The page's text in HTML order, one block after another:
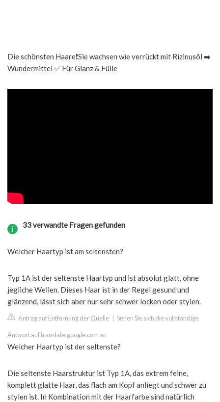
Die schönsten Haare❗️Sie wachsen wie verrückt mit Rizinusöl ➡️
Wundermittel ✅ Für Glanz & Fülle
33 verwandte Fragen gefunden
Welcher Haartyp ist am seltensten?
Typ 1A ist der seltenste Haartyp und ist absolut glatt, ohne
jegliche Wellen. Dieses Haar ist in der Regel gesund und
glänzend, lässt sich aber nur sehr schwer locken oder stylen.
Antrag auf Entfernung der Quelle Sehen Sie sich die vollständige
Antwort auf translate.google.com an
Welcher Haartyp ist der seltenste?
Die seltenste Haarstruktur ist Typ 1A, das extrem feine,
komplett glatte Haar, das flach am Kopf anliegt und schwer zu
stylen ist. In Kombination mit der Haarfarbe sind natürlich